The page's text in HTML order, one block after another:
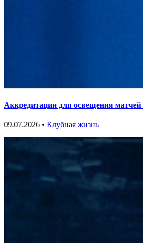
Аккредитации для освещения
09.07.2026 • Клубная жизнь